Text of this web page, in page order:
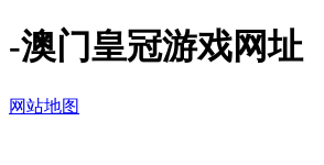
-澳门皇冠游戏网址
网站地图